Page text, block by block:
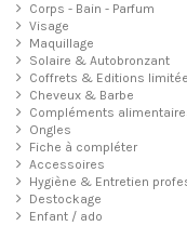
Corps - Bain - Parfum
Visage
Maquillage
Solaire & Autobronzant
Coffrets & Editions
Cheveux & Barbe
Compléments
Ongles
Fiche à compléter
Accessoires
Hygiène & Entretien
Destockage
Enfant / ado